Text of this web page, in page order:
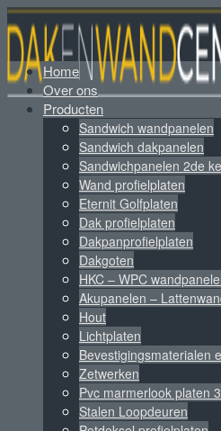
Home
Over ons
Producten
Sandwich wandpanelen
Sandwich dakpanelen
Sandwichpanelen 2de
Wand profielplaten
Eternit Golfplaten
Dak profielplaten
Dakpanprofielplaten
Dakgoten
HKC – WPC
Akupanelen –
Hout
Lichtplaten
Bevestigingsmaterialen
Zetwerken
Pvc marmerlook platen
Stalen Loopdeuren